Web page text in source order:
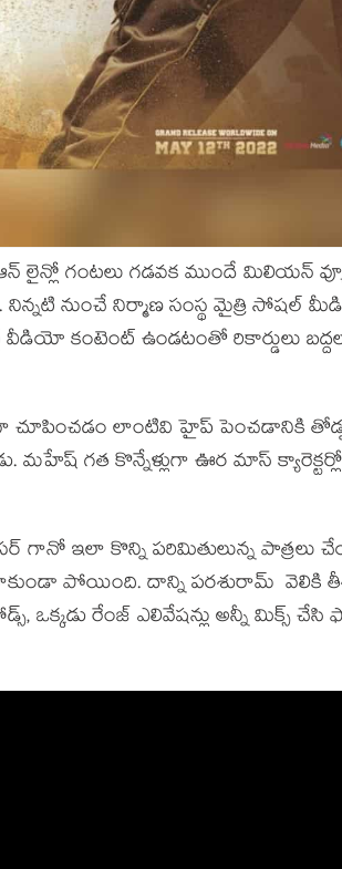
లైన్లో గంటలు గడవక ముందే మిలియన్
నుంచే నిర్మాణ సంస్థ మైత్రి సోషల్
కంటెంట్ ఉండటంతో రికార్డులు
గా చూపించడం లాంటివి హైప్ పెంచడానికి
మహేష్ గత కొన్నేళ్లుగా ఊర మాస్ క్యారెక్టర్లో
గానో ఇలా కొన్ని పరిమితులున్న పాత్రలు
పోయింది. దాన్ని పరశురామ్ వెలికి
ఒక్కడు రేంజ్ ఎలివేషన్లు అన్నీ మిక్స్ చేసి